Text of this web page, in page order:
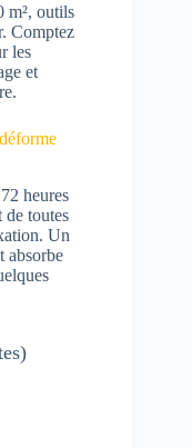
m², outils
Comptez
les
et
heures
de toutes
Un
absorbe